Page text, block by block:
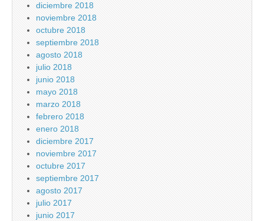
diciembre 2018
noviembre 2018
octubre 2018
septiembre 2018
agosto 2018
julio 2018
junio 2018
mayo 2018
marzo 2018
febrero 2018
enero 2018
diciembre 2017
noviembre 2017
octubre 2017
septiembre 2017
agosto 2017
julio 2017
junio 2017